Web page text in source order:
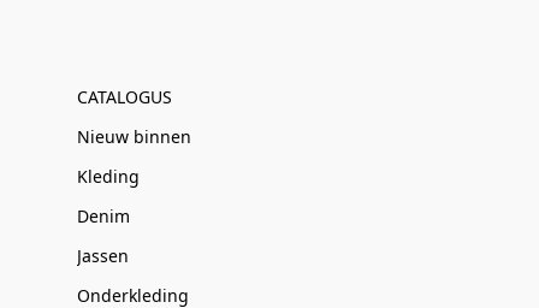
CATALOGUS
Nieuw binnen
Kleding
Denim
Jassen
Onderkleding